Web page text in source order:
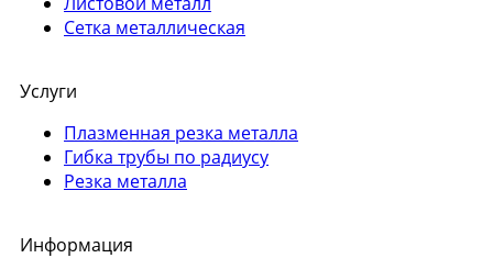
Сетка металлическая
Услуги
Плазменная резка металла
Гибка трубы по радиусу
Резка металла
Информация